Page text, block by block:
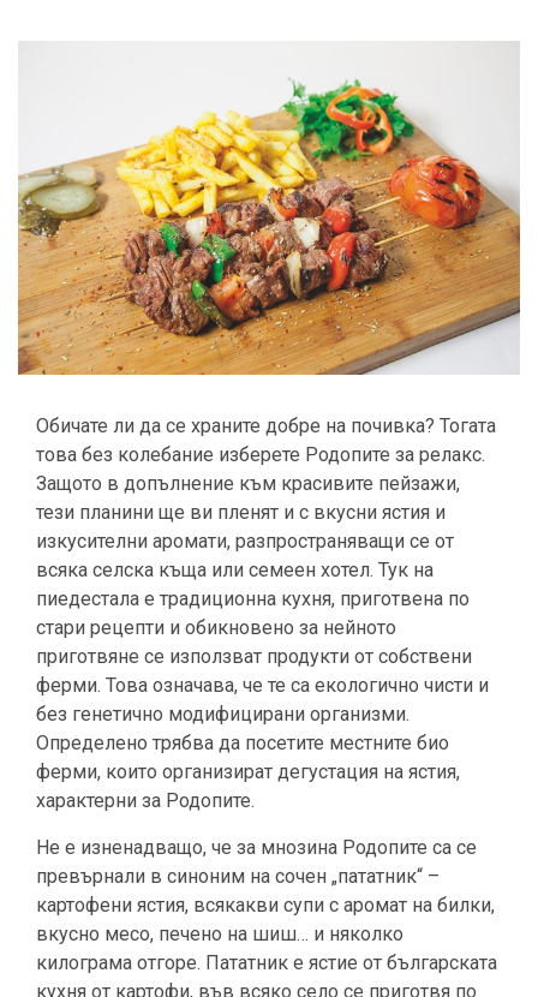
Обичате ли да се храните добре на почивка? Тогата
това без колебание изберете Родопите за релакс.
Защото в допълнение към красивите пейзажи,
тези планини ще ви пленят и с вкусни ястия и
изкусителни аромати, разпространяващи се от
всяка селска къща или семеен хотел. Тук на
пиедестала е традиционна кухня, приготвена по
стари рецепти и обикновено за нейното
приготвяне се използват продукти от собствени
ферми. Това означава, че те са екологично чисти и
без генетично модифицирани организми.
Определено трябва да посетите местните био
ферми, които организират дегустация на ястия,
характерни за Родопите.
Не е изненадващо, че за мнозина Родопите са се
превърнали в синоним на сочен „пататник“ –
картофени ястия, всякакви супи с аромат на билки,
вкусно месо, печено на шиш… и няколко
килограма отгоре. Пататник е ястие от българската
кухня от картофи, във всяко село се приготвя по